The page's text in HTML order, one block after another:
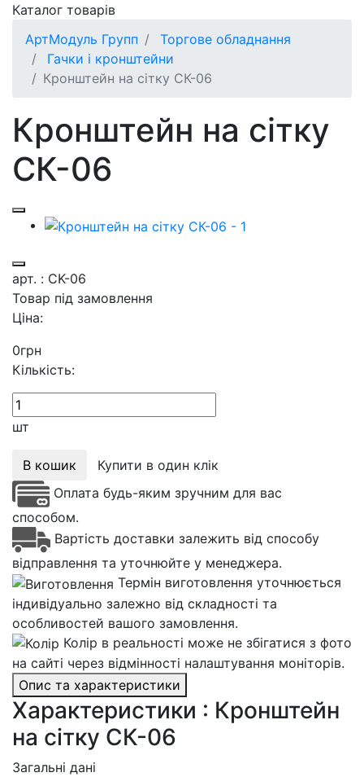
Каталог товарів
АртМодуль Групп
Торгове обладнання
Гачки і кронштейни
Кронштейн на сітку СК-06
Кронштейн на сітку
СК-06
арт. : CK-06
Товар під замовлення
Ціна:
0грн
Кількість:
шт
В кошик
Купити в один клік
Оплата будь-яким зручним для вас
способом.
Вартість доставки залежить від способу
відправлення та уточнюйте у менеджера.
Термін виготовлення уточнюється
індивідуально залежно від складності та
особливостей вашого замовлення.
Колір в реальності може не збігатися з фото
на сайті через відмінності налаштування моніторів.
Опис та характеристики
Характеристики : Кронштейн
на сітку СК-06
Загальні дані